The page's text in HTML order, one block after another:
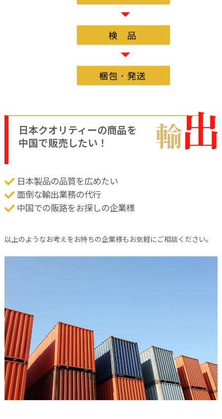
日本クオリティーの商品を
中国で販売したい！
日本製品の品質を広めたい
面倒な輸出業務の代行
中国での販路をお探しの企業様
以上のようなお考えをお持ちの企業様もお気軽にご相談ください。